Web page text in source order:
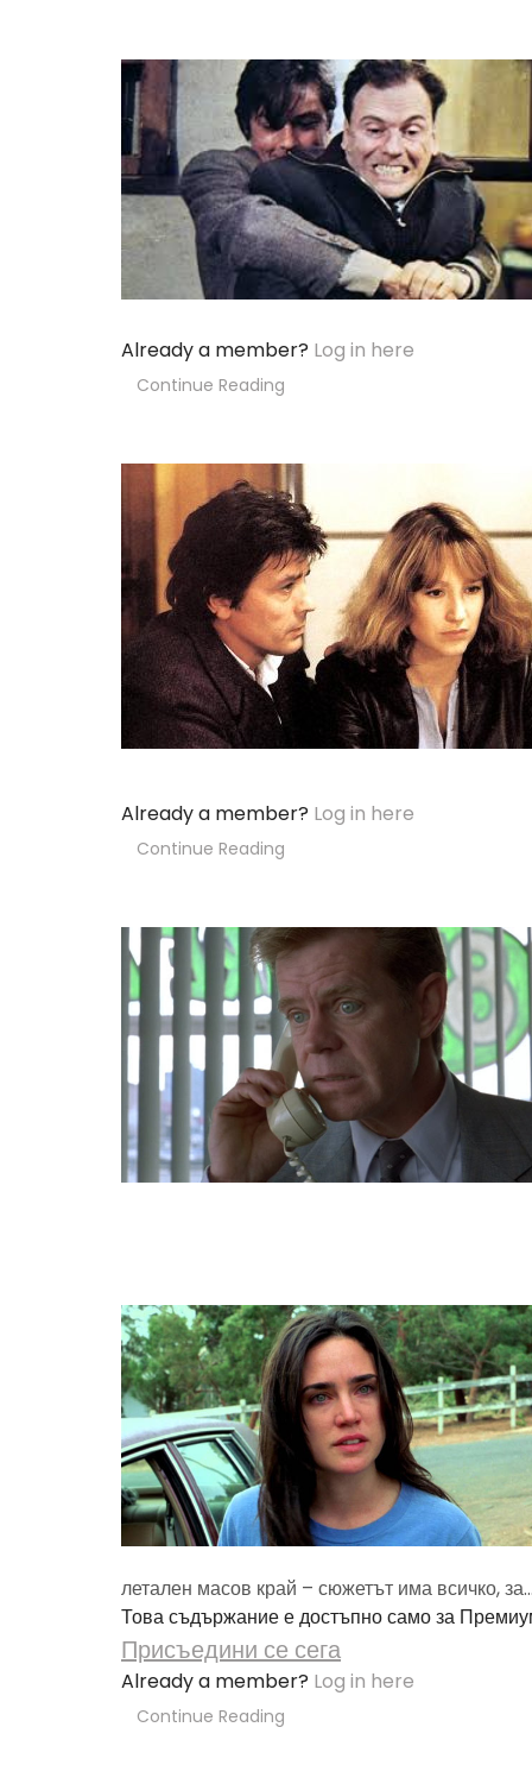
Already a member? Log in here
Continue Reading
Already a member? Log in here
Continue Reading
летален масов край – сюжетът има всичко, за...
Това съдържание е достъпно само за
Присъедини се сега
Already a member? Log in here
Continue Reading